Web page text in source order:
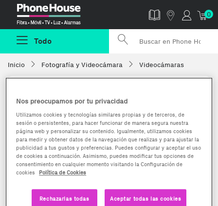
0
Todo
Inicio Fotografía y Videocámara Videocámaras
Nos preocupamos por tu privacidad
Utilizamos cookies y tecnologías similares propias y de terceros, de
sesión o persistentes, para hacer funcionar de manera segura nuestra
página web y personalizar su contenido. Igualmente, utilizamos cookies
para medir y obtener datos de la navegación que realizas y para ajustar la
publicidad a tus gustos y preferencias. Puedes configurar y aceptar el uso
de cookies a continuación. Asimismo, puedes modificar tus opciones de
consentimiento en cualquier momento visitando la Configuración de
cookies
Política de Cookies
Rechazarlas todas Aceptar todas las cookies